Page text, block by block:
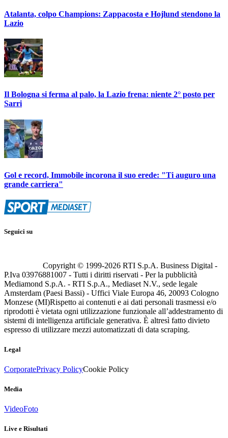
Atalanta, colpo Champions: Zappacosta e Hojlund stendono la
Lazio
Il Bologna si ferma al palo, la Lazio frena: niente 2° posto per
Sarri
Gol e record, Immobile incorona il suo erede: "Ti auguro una
grande carriera"
Seguici su
Copyright © 1999-2026 RTI S.p.A. Business Digital -
P.Iva 03976881007 - Tutti i diritti riservati - Per la pubblicità
Mediamond S.p.A. - RTI S.p.A., Mediaset N.V., sede legale
Amsterdam (Paesi Bassi) - Uffici Viale Europa 46, 20093 Cologno
Monzese (MI)Rispetto ai contenuti e ai dati personali trasmessi e/o
riprodotti è vietata ogni utilizzazione funzionale all’addestramento di
sistemi di intelligenza artificiale generativa. È altresì fatto divieto
espresso di utilizzare mezzi automatizzati di data scraping.
Legal
CorporatePrivacy PolicyCookie Policy
Media
VideoFoto
Live e Risultati